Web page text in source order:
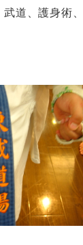
武道、護身術